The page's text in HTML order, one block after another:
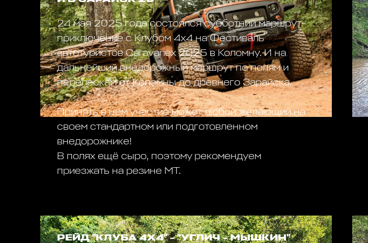
24 мая 2025 года состоялся субботний маршрут-
приключение с Клубом 4х4 на Фестиваль
автотуристов Caravanex 2025 в Коломну. И на
дальнейший внедорожный маршрут по полям и
перелескам от Коломны до древнего Зарайска.
Принять в нём участие может любой желающий на
своем стандартном или подготовленном
внедорожнике!
В полях ещё сыро, поэтому рекомендуем
приезжать на резине МТ.
РЕЙД "КЛУБА 4Х4" - "УГЛИЧ - МЫШКИН"